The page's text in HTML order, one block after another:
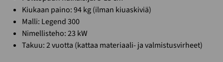
Kiukaan paino: 94 kg (ilman kiuaskiviä)
Malli: Legend 300
Nimellisteho: 23 kW
Takuu: 2 vuotta (kattaa materiaali- ja valmistusvirheet)